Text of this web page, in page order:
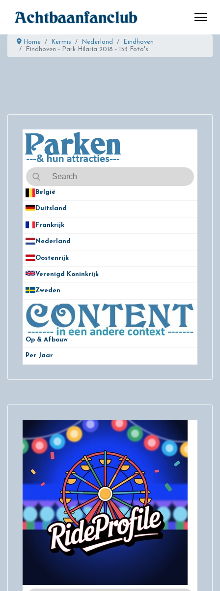
Home Kermis Nederland
Eindhoven
Eindhoven - Park Hilaria 2018 - 153 Foto's
België
Duitsland
Frankrijk
Nederland
Oostenrijk
Verenigd Koninkrijk
Zweden
Op & Afbouw
Per Jaar